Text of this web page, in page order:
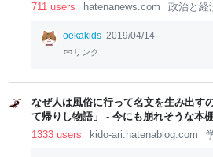
711 users
hatenanews.com 政治と経
oekakids 2019/04/14
リンク
なぜ人は風俗に行って名文を生み出す
て帰りし物語」 - 今にも崩れそうな本
1333 users
kido-ari.hatenablog.com